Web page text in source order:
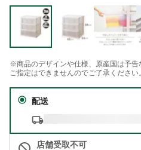
※商品のデザインや仕様、原産国は予告
ご指定はできませんのでご了承ください。
配送
店舗受取不可